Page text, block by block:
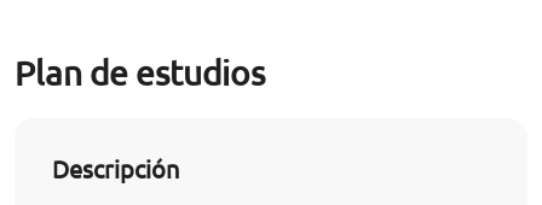
Plan de estudios
Descripción